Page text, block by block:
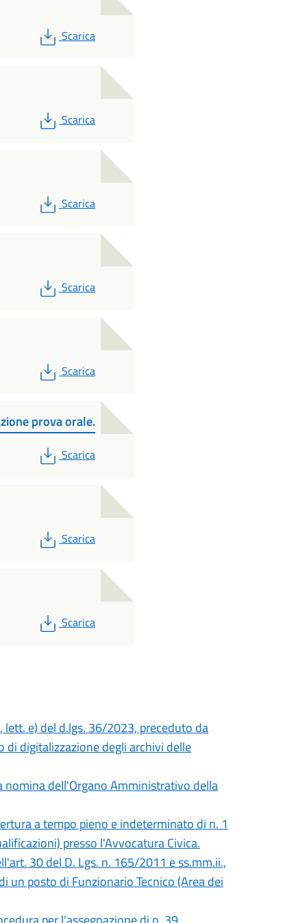
PDF
Scarica
PDF
Scarica
PDF
Scarica
PDF
Scarica
PDF
Scarica
prova orale.
PDF
Scarica
PDF
Scarica
PDF
Scarica
e) del d.lgs. 36/2023, preceduto da
digitalizzazione degli archivi delle
nomina dell'Organo Amministrativo della
a tempo pieno e indeterminato di n. 1
presso l'Avvocatura Civica.
30 del D. Lgs. n. 165/2011 e ss.mm.ii.,
posto di Funzionario Tecnico (Area dei